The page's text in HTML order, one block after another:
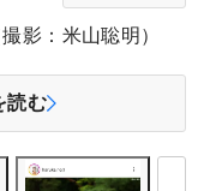
影：米山聡明）
読む